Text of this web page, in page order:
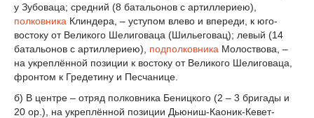
у Зубоваца; средний (8 батальонов с артиллериею),
полковника Клиндера, – уступом влево и впереди, к юго-
востоку от Великого Шелиговаца (Шильеговац); левый (14
батальонов с артиллериею), подполковника Молоствова, –
на укреплённой позиции к востоку от Великого Шелиговаца,
фронтом к Гредетину и Песчанице.
б) В центре – отряд полковника Беницкого (2 – 3 бригады и
20 ор.), на укреплённой позиции Дьюниш-Каоник-Кевет-